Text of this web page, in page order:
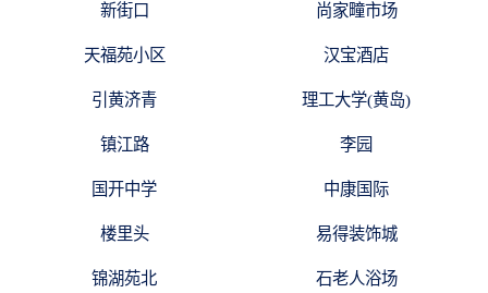
新街口 尚家疃市场
天福苑小区 汉宝酒店
引黄济青 理工大学(黄岛)
镇江路 李园
国开中学 中康国际
楼里头 易得装饰城
锦湖苑北 石老人浴场